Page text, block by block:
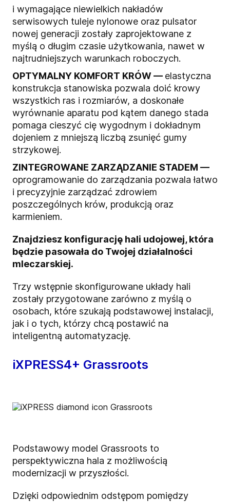
i wymagające niewielkich nakładów
serwisowych tuleje nylonowe oraz pulsator
nowej generacji zostały zaprojektowane z
myślą o długim czasie użytkowania, nawet w
najtrudniejszych warunkach roboczych.
OPTYMALNY KOMFORT KRÓW — elastyczna
konstrukcja stanowiska pozwala doić krowy
wszystkich ras i rozmiarów, a doskonałe
wyrównanie aparatu pod kątem danego stada
pomaga cieszyć cię wygodnym i dokładnym
dojeniem z mniejszą liczbą zsunięć gumy
strzykowej.
ZINTEGROWANE ZARZĄDZANIE STADEM —
oprogramowanie do zarządzania pozwala łatwo
i precyzyjnie zarządzać zdrowiem
poszczególnych krów, produkcją oraz
karmieniem.
Znajdziesz konfigurację hali udojowej, która
będzie pasowała do Twojej działalności
mleczarskiej.
Trzy wstępnie skonfigurowane układy hali
zostały przygotowane zarówno z myślą o
osobach, które szukają podstawowej instalacji,
jak i o tych, którzy chcą postawić na
inteligentną automatyzację.
iXPRESS4+ Grassroots
Podstawowy model Grassroots to
perspektywiczna hala z możliwością
modernizacji w przyszłości.
Dzięki odpowiednim odstępom pomiędzy